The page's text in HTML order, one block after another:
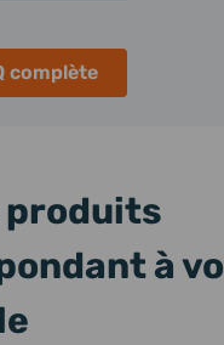
complète
à